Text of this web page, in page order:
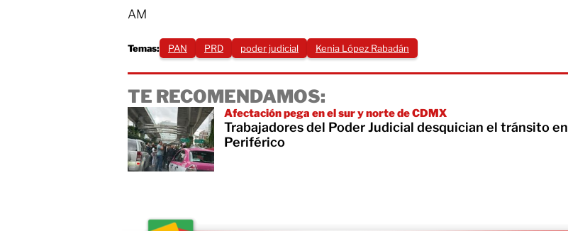
AM
Temas: PAN PRD poder judicial Kenia López Rabadán
TE RECOMENDAMOS:
Afectación pega en el sur y norte de CDMX
Trabajadores del Poder Judicial desquician el tránsito en
Periférico